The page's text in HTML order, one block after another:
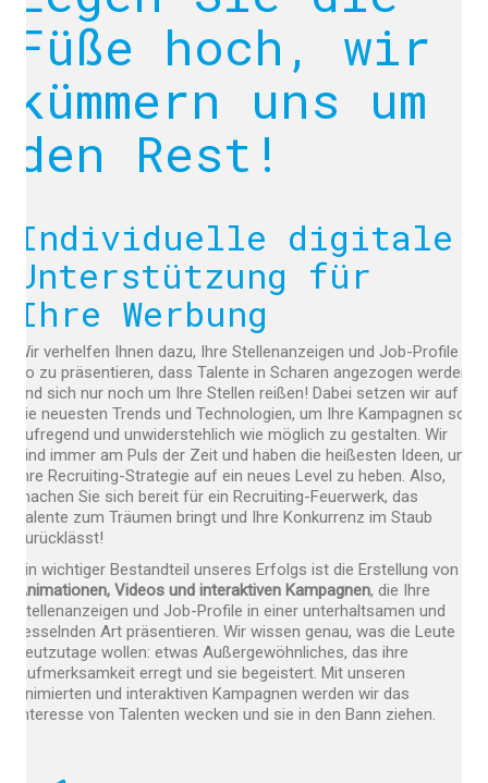
Füße hoch, wir
kümmern uns um
den Rest!
Individuelle digitale
Unterstützung für
Ihre Werbung
Wir verhelfen Ihnen dazu, Ihre Stellenanzeigen und Job-Profile
so zu präsentieren, dass Talente in Scharen angezogen werden
und sich nur noch um Ihre Stellen reißen! Dabei setzen wir auf
die neuesten Trends und Technologien, um Ihre Kampagnen so
aufregend und unwiderstehlich wie möglich zu gestalten. Wir
sind immer am Puls der Zeit und haben die heißesten Ideen, um
Ihre Recruiting-Strategie auf ein neues Level zu heben. Also,
machen Sie sich bereit für ein Recruiting-Feuerwerk, das
Talente zum Träumen bringt und Ihre Konkurrenz im Staub
zurücklässt!
Ein wichtiger Bestandteil unseres Erfolgs ist die Erstellung von
Animationen, Videos und interaktiven Kampagnen, die Ihre
Stellenanzeigen und Job-Profile in einer unterhaltsamen und
fesselnden Art präsentieren. Wir wissen genau, was die Leute
heutzutage wollen: etwas Außergewöhnliches, das ihre
Aufmerksamkeit erregt und sie begeistert. Mit unseren
animierten und interaktiven Kampagnen werden wir das
Interesse von Talenten wecken und sie in den Bann ziehen.